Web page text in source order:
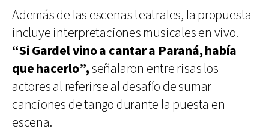
Además de las escenas teatrales, la propuesta
incluye interpretaciones musicales en vivo.
“Si Gardel vino a cantar a Paraná, había
que hacerlo”,señalaron entre risas los
actores al referirse al desafío de sumar
canciones de tango durante la puesta en
escena.